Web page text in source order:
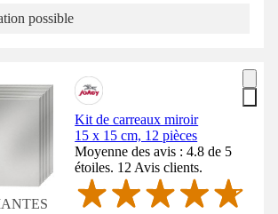
possible
Kit de carreaux miroir
15 x 15 cm, 12 pièces
Moyenne des avis : 4.8 de 5
étoiles. 12 Avis clients.